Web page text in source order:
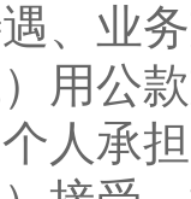
、业
公款
人承